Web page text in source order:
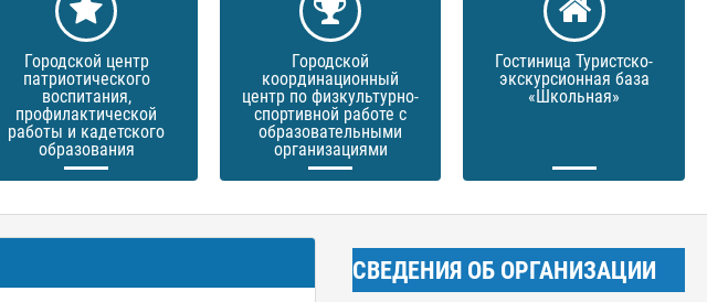
Городской центр
патриотического
воспитания,
профилактической
работы и кадетского
образования
Городской
координационный
центр по физкультурно-
спортивной работе с
образовательными
организациями
Гостиница Туристско-
экскурсионная база
«Школьная»
СВЕДЕНИЯ ОБ ОРГАНИЗАЦИИ